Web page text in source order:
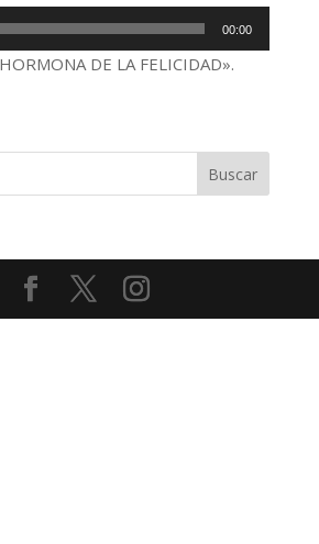
00:00
DE LA FELICIDAD».